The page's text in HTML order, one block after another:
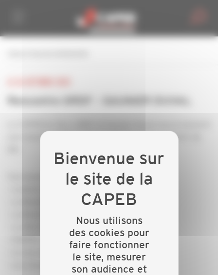
une réunion d'information, jeudi 26 octobre à partir de
- Le Biométhane dans le Tarn et en Occitanie
- La Rentrée du chauffage
- EVAPDC (les aides de financement)
- Le marché Tertiaire et Professionnel
- Les changements pour 2024
Nous utilisons
des cookies pour
faire fonctionner
le site, mesurer
son audience et